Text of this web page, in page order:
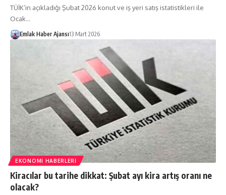
TÜİK’in açıkladığı Şubat 2026 konut ve iş yeri satış istatistikleri ile
Ocak…
Emlak Haber Ajansı13 Mart 2026
EKONOMI HABERLERI
Kiracılar bu tarihe dikkat: Şubat ayı kira artış oranı ne
olacak?